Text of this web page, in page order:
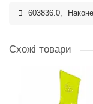
603836.0,
Схожі товари